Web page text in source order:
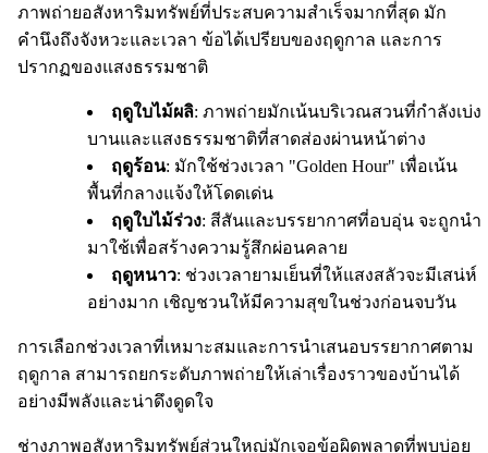
ภาพถ่ายอสังหาริมทรัพย์ที่ประสบความสำเร็จมากที่สุด มัก
คำนึงถึงจังหวะและเวลา ข้อได้เปรียบของฤดูกาล และการ
ปรากฏของแสงธรรมชาติ
ฤดูใบไม้ผลิ: ภาพถ่ายมักเน้นบริเวณสวนที่กำลังเบ่ง
บานและแสงธรรมชาติที่สาดส่องผ่านหน้าต่าง
ฤดูร้อน: มักใช้ช่วงเวลา "Golden Hour" เพื่อเน้น
พื้นที่กลางแจ้งให้โดดเด่น
ฤดูใบไม้ร่วง: สีสันและบรรยากาศที่อบอุ่น จะถูกนำ
มาใช้เพื่อสร้างความรู้สึกผ่อนคลาย
ฤดูหนาว: ช่วงเวลายามเย็นที่ให้แสงสลัวจะมีเสน่ห์
อย่างมาก เชิญชวนให้มีความสุขในช่วงก่อนจบวัน
การเลือกช่วงเวลาที่เหมาะสมและการนำเสนอบรรยากาศตาม
ฤดูกาล สามารถยกระดับภาพถ่ายให้เล่าเรื่องราวของบ้านได้
อย่างมีพลังและน่าดึงดูดใจ
ช่างภาพอสังหาริมทรัพย์ส่วนใหญ่มักเจอข้อผิดพลาดที่พบบ่อย